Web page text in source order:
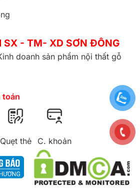
SX - TM- XD SƠN ĐÔNG
doanh sản phẩm nội thất gỗ
toán
Quẹt thẻ C. khoản